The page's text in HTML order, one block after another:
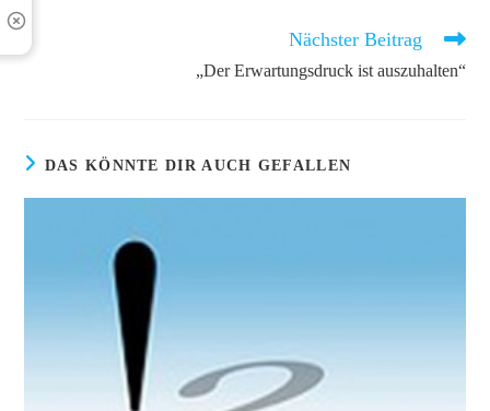
Artikel
Nächster Beitrag
„Der Erwartungsdruck ist auszuhalten“
DAS KÖNNTE DIR AUCH GEFALLEN